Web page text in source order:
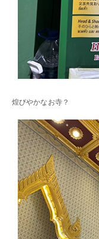
煌びやかなお寺？